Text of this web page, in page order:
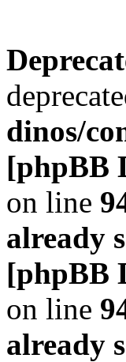
dinos/
[phpBB
on line
already
[phpBB
on line
already